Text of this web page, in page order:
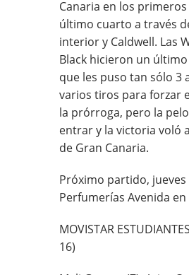
Canaria en los
último cuarto a través
interior y Caldwell. Las
Black hicieron un
que les puso tan sólo 3
varios tiros para forzar
la prórroga, pero la
entrar y la victoria voló
de Gran Canaria.
Próximo partido, jueves
Perfumerías Avenida en
MOVISTAR
16)